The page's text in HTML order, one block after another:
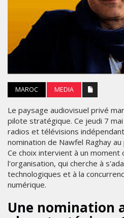
MAROC MEDIA
Le paysage audiovisuel privé
pilote stratégique. Ce jeudi 7
radios et télévisions
nomination de Nawfel Raghay
Ce choix intervient à un moment
l'organisation, qui cherche à
technologiques et à la
numérique.
Une nomination